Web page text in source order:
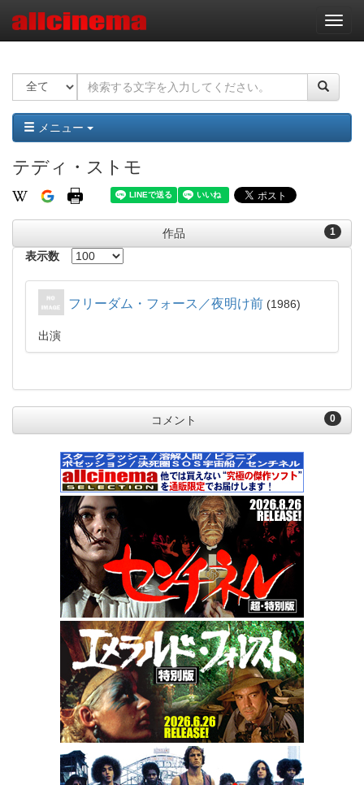
ナ
ビ
ー
ョ
ン
メニュー
テディ・ストモ
1
作品
表示数
フリーダム・フォース／夜明け前 1986
出演
0
コメント